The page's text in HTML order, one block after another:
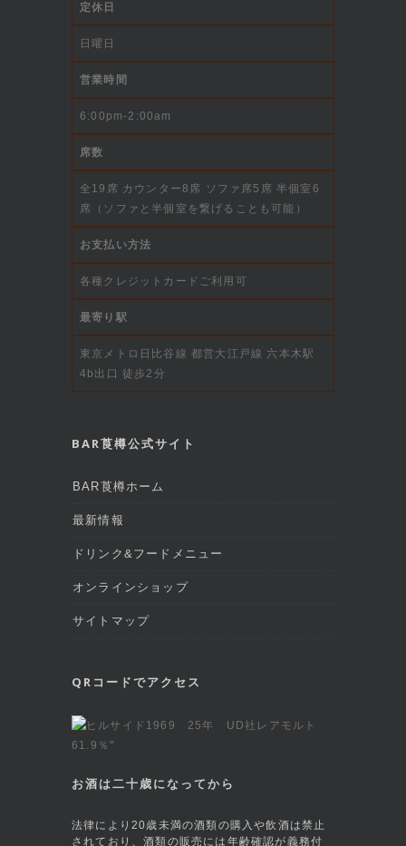
定休日
日曜日
営業時間
6:00pm-2:00am
席数
全19席 カウンター8席 ソファ席5席 半個室6
席（ソファと半個室を繋げることも可能）
お支払い方法
各種クレジットカードご利用可
最寄り駅
東京メトロ日比谷線 都営大江戸線 六本木駅
4b出口 徒歩2分
BAR莨樽公式サイト
BAR莨樽ホーム
最新情報
ドリンク&フードメニュー
オンラインショップ
サイトマップ
QRコードでアクセス
お酒は二十歳になってから
法律により20歳未満の酒類の購入や飲酒は禁止
されており、酒類の販売には年齢確認が義務付